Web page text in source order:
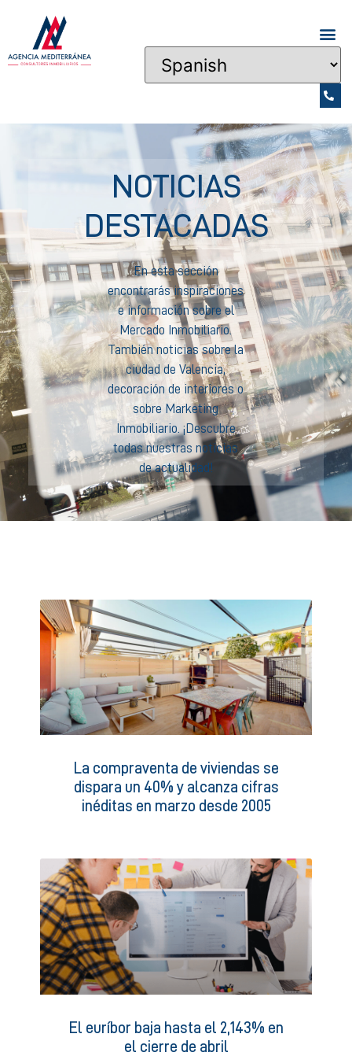
NOTICIAS
DESTACADAS
En esta sección
encontrarás inspiraciones
e información sobre el
Mercado Inmobiliario.
También noticias sobre la
ciudad de Valencia,
decoración de interiores o
sobre Marketing
Inmobiliario. ¡Descubre
todas nuestras noticias
de actualidad!
La compraventa de viviendas se
dispara un 40% y alcanza cifras
inéditas en marzo desde 2005
El euríbor baja hasta el 2,143% en
el cierre de abril